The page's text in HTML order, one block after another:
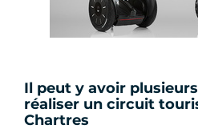
Il peut y avoir
réaliser un circuit
Chartres